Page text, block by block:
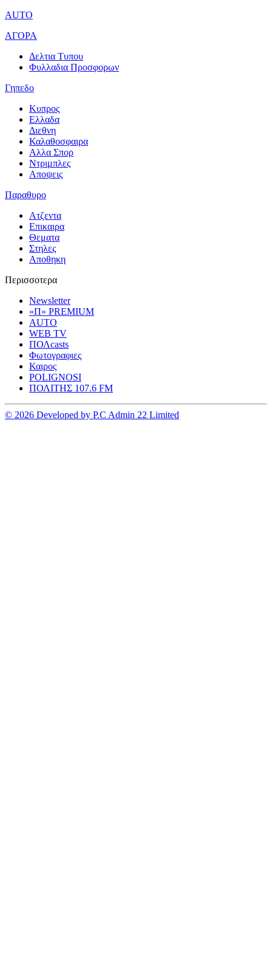
AUTO
ΑΓΟΡΑ
Δελτια Τυπου
Φυλλαδια Προσφορων
Γηπεδο
Κυπρος
Ελλαδα
Διεθνη
Καλαθοσφαιρα
Αλλα Σπορ
Ντριμπλες
Αποψεις
Παραθυρο
Ατζεντα
Επικαιρα
Θεματα
Στηλες
Αποθηκη
Περισσοτερα
Newsletter
«Π» PREMIUM
AUTO
WEB TV
ΠΟΛcasts
Φωτογραφιες
Καιρος
POLIGNOSI
ΠΟΛΙΤΗΣ 107.6 FM
© 2026 Developed by P.C Admin 22 Limited